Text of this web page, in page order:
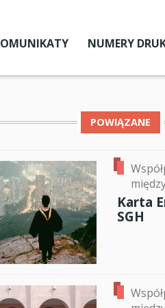
SGH
SGH
NUMERY
Aktualny numer
POWIĄZANE
Karta
SGH